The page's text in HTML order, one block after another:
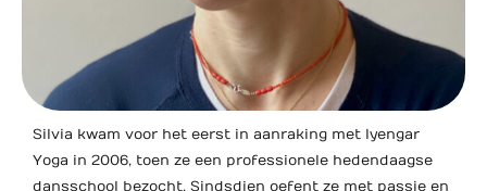
Silvia kwam voor het eerst in aanraking met Iyengar
Yoga in 2006, toen ze een professionele hedendaagse
dansschool bezocht. Sindsdien oefent ze met passie en